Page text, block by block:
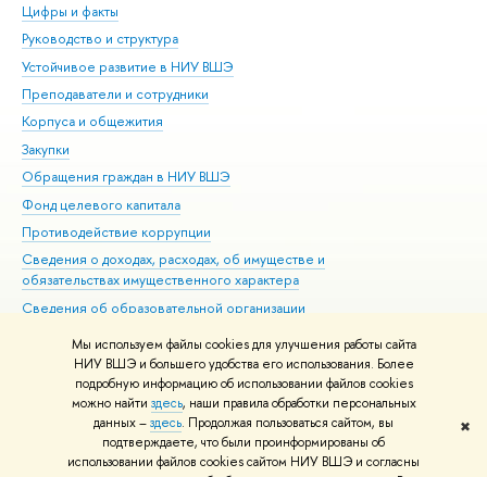
Мы используем файлы cookies для улучшения работы сайта
НИУ ВШЭ и большего удобства его использования. Более
подробную информацию об использовании файлов cookies
можно найти здесь, наши правила обработки персональных
данных –здесь. Продолжая пользоваться сайтом, вы
подтверждаете, что были проинформированы об
использовании файлов cookies сайтом НИУ ВШЭ и согласны
✖
Цифры и факты
Руководство и структура
Устойчивое развитие в НИУ ВШЭ
Преподаватели и сотрудники
Корпуса и общежития
Закупки
Обращения граждан в НИУ ВШЭ
Фонд целевого капитала
Противодействие коррупции
Сведения о доходах, расходах, об имуществе и
обязательствах имущественного характера
Сведения об образовательной организации
Людям с ограниченными возможностями здоровья
Единая платежная страница
Работа в Вышке
© НИУ ВШЭ 1993–2026 Адреса и контакты Условия использования